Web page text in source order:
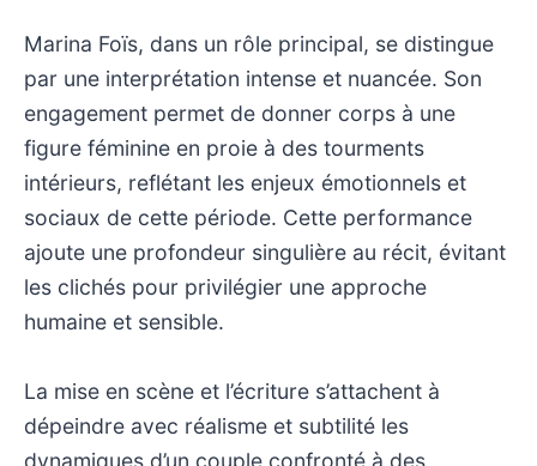
Marina Foïs, dans un rôle principal, se distingue
par une interprétation intense et nuancée. Son
engagement permet de donner corps à une
figure féminine en proie à des tourments
intérieurs, reflétant les enjeux émotionnels et
sociaux de cette période. Cette performance
ajoute une profondeur singulière au récit, évitant
les clichés pour privilégier une approche
humaine et sensible.
La mise en scène et l’écriture s’attachent à
dépeindre avec réalisme et subtilité les
dynamiques d’un couple confronté à des